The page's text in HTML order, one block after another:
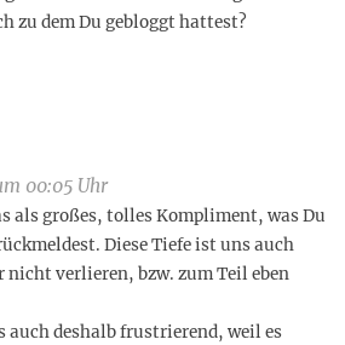
zu dem Du gebloggt hattest?
00:05 Uhr
als großes, tolles Kompliment, was Du
Diese Tiefe ist uns auch
verlieren, bzw. zum Teil eben
auch deshalb frustrierend, weil es